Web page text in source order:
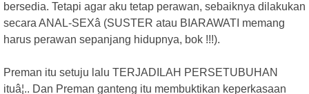
bersedia. Tetapi agar aku tetap perawan, sebaiknya dilakukan
secara ANAL-SEXâ (SUSTER atau BIARAWATI memang
harus perawan sepanjang hidupnya, bok !!!).
Preman itu setuju lalu TERJADILAH PERSETUBUHAN
ituâ¦.. Dan Preman ganteng itu membuktikan keperkasaan